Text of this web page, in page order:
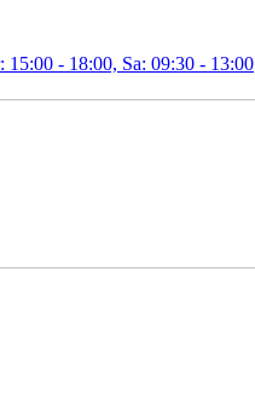
15:00 - 18:00, Sa: 09:30 - 13:00